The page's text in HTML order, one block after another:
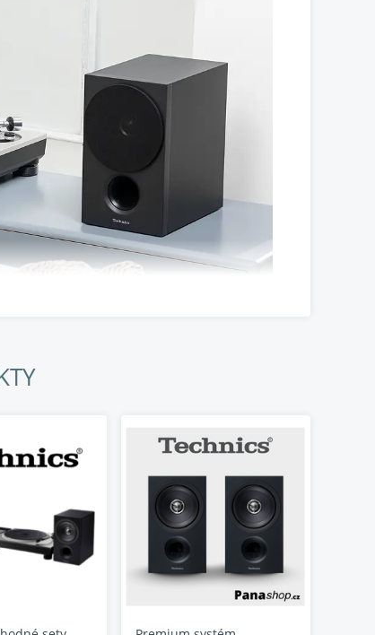
a
Předpřipravená přenoska a integrovaný phono
ramene brání poškození drahocenných LP.
a stabilní rotace díky modernímu
motoru s přímým náhonem